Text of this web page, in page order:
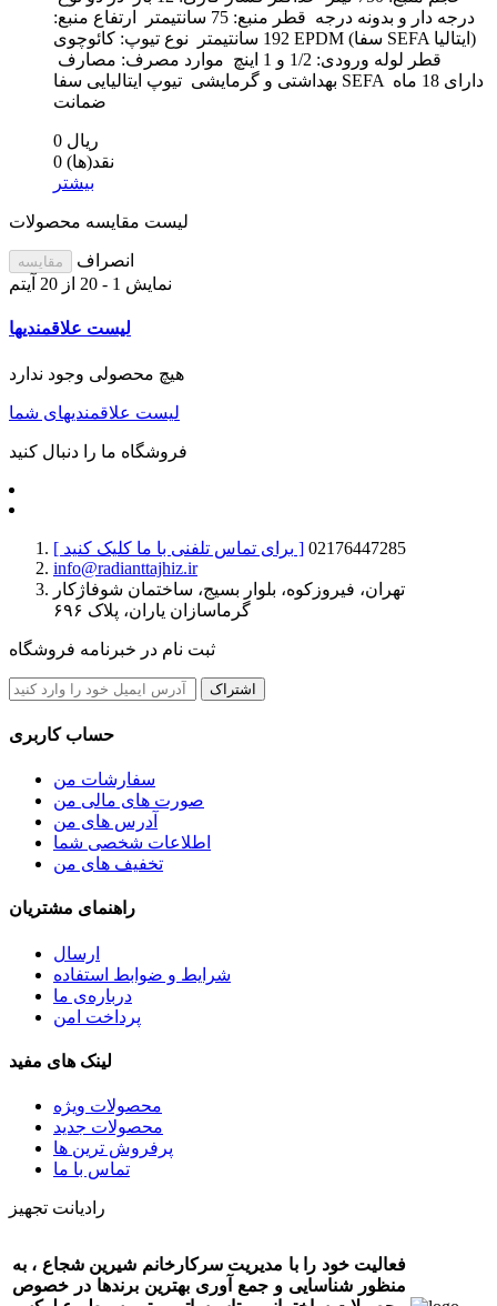
درجه دار و بدونه درجه قطر منبع: 75 سانتیمتر ارتفاع منبع:
192 سانتیمتر نوع تیوپ: کائوچوی EPDM (سفا SEFA ایتالیا)
بهداشتی و گرمایشی تیوپ ایتالیایی سفا SEFA دارای 18 ماه
ضمانت
0 ریال
0 نقد(ها)
بیشتر
لیست مقایسه محصولات
مقایسه
انصراف
نمایش 1 - 20 از 20 آیتم
لیست علاقمندیها
هیچ محصولی وجود ندارد
لیست علاقمندیهای شما
فروشگاه ما را دنبال کنید
[ برای تماس تلفنی با ما کلیک کنید ] 02176447285
info@radianttajhiz.ir
تهران، فیروزکوه، بلوار بسیج، ساختمان شوفاژکار
گرماسازان یاران، پلاک ۶۹۶
ثبت نام در خبرنامه فروشگاه
اشتراک
حساب کاربری
سفارشات من
صورت های مالی من
آدرس های من
اطلاعات شخصی شما
تخفیف های من
راهنمای مشتریان
ارسال
شرایط و ضوابط استفاده
درباره‌ی ما
پرداخت امن
لینک های مفید
محصولات ویژه
محصولات جدید
پرفروش ترین‌ ها
تماس با ما
رادیانت تجهیز
فعالیت خود را با مدیریت سرکارخانم شیرین شجاع ، به
منظور شناسایی و جمع آوری بهترین برندها در خصوص